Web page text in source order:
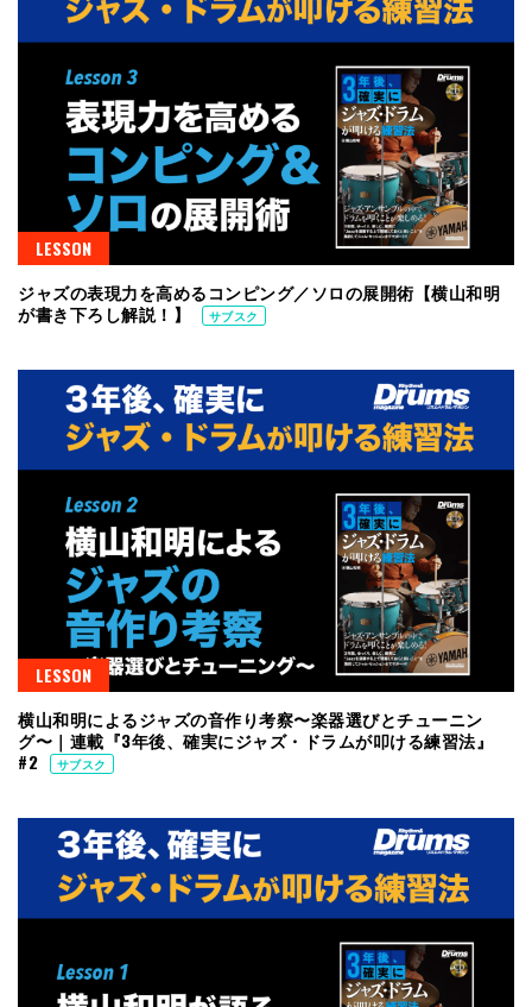
LESSON
ジャズの表現力を高めるコンピング／ソロの展開術【横山和明
が書き下ろし解説！】
サブスク
LESSON
横山和明によるジャズの音作り考察〜楽器選びとチューニン
グ〜｜連載『3年後、確実にジャズ・ドラムが叩ける練習法』
#2
サブスク